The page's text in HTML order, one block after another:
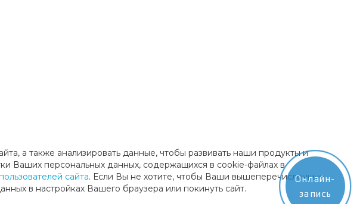
а также анализировать данные, чтобы развивать наши продукты и
Ваших персональных данных, содержащихся в cookie-файлах в
сайта. Если Вы не хотите, чтобы Ваши вышеперечисленные
в настройках Вашего браузера или покинуть сайт.
Онлайн-
запись